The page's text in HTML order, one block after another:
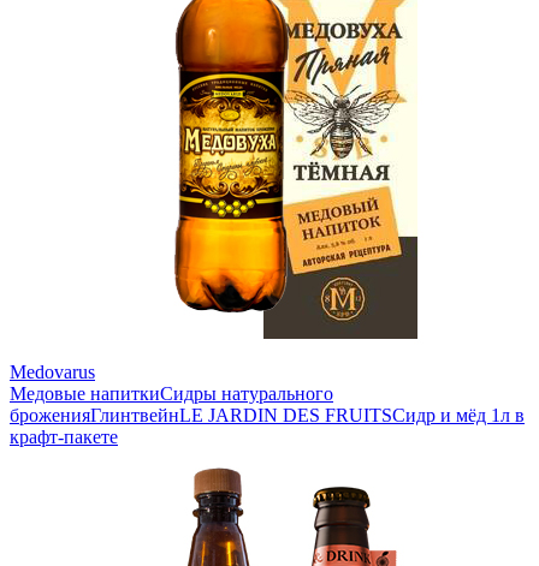
Medovarus
Медовые напиткиСидры натурального
броженияГлинтвейнLE JARDIN DES FRUITSСидр и мёд 1л в
крафт-пакете